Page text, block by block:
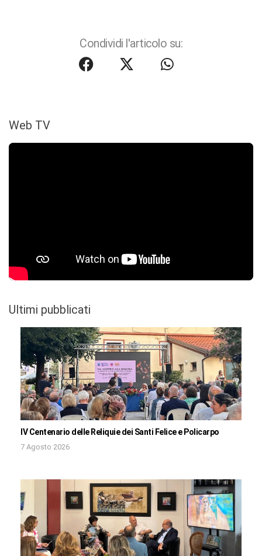
Condividi l'articolo su:
Web TV
Ultimi pubblicati
IV Centenario delle Reliquie dei Santi Felice e Policarpo
7 Agosto 2026